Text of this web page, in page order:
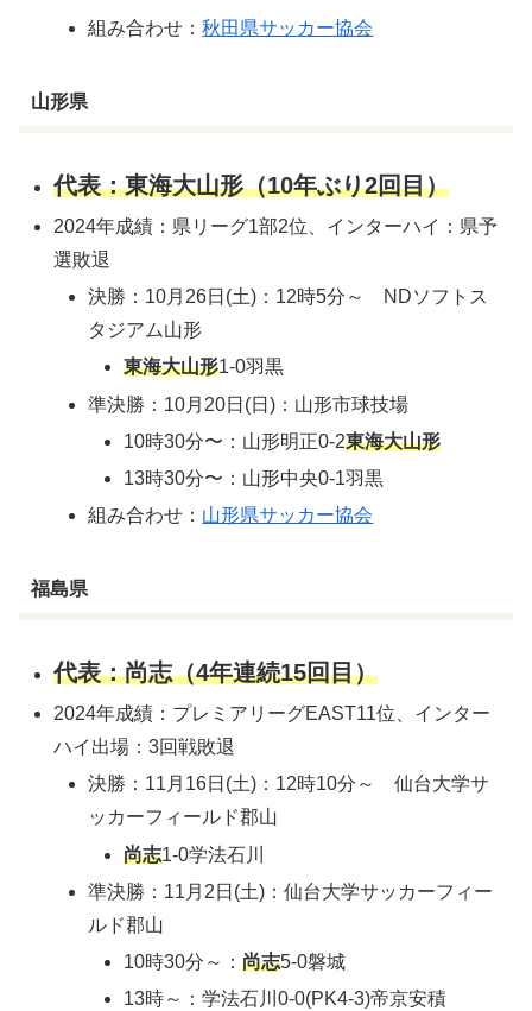
組み合わせ：秋田県サッカー協会
山形県
代表：東海大山形（10年ぶり2回目）
2024年成績：県リーグ1部2位、インターハイ：県予
選敗退
決勝：10月26日(土)：12時5分～ NDソフトス
タジアム山形
東海大山形1-0羽黒
準決勝：10月20日(日)：山形市球技場
10時30分〜：山形明正0-2東海大山形
13時30分〜：山形中央0-1羽黒
組み合わせ： 山形県サッカー協会
福島県
代表：尚志（4年連続15回目）
2024年成績：プレミアリーグEAST11位、インター
ハイ出場：3回戦敗退
決勝：11月16日(土)：12時10分～ 仙台大学サ
ッカーフィールド郡山
尚志1-0学法石川
準決勝：11月2日(土)：仙台大学サッカーフィー
ルド郡山
10時30分～： 尚志5-0磐城
13時～：学法石川0-0(PK4-3)帝京安積